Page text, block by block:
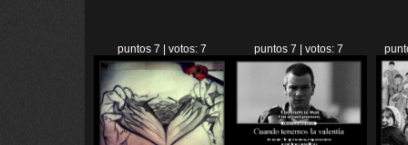
puntos 7 | votos: 7 puntos 7 | votos: 7